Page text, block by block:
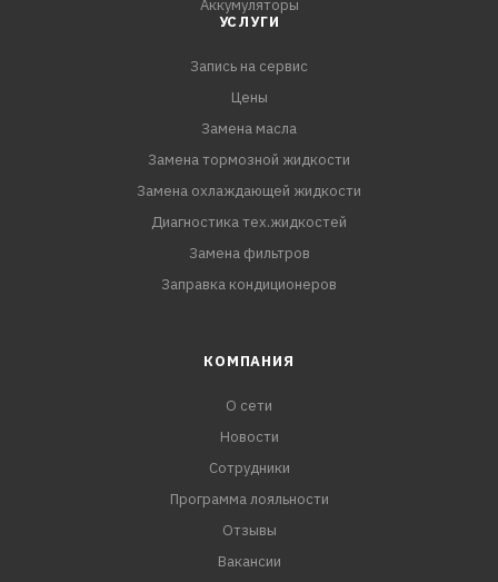
Аккумуляторы
УСЛУГИ
Запись на сервис
Цены
Замена масла
Замена тормозной жидкости
Замена охлаждающей жидкости
Диагностика тех.жидкостей
Замена фильтров
Заправка кондиционеров
КОМПАНИЯ
О сети
Новости
Сотрудники
Программа лояльности
Отзывы
Вакансии